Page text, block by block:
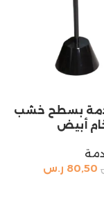
بسطح خشب
أبيض
80,50 ر.س